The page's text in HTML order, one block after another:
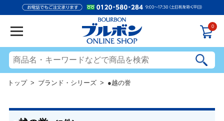
0
トップ> ブランド・シリーズ > ●越の誉